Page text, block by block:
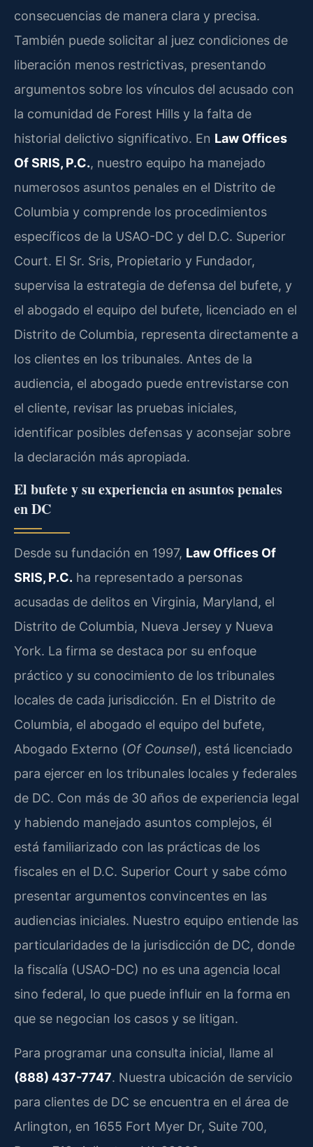
consecuencias de manera clara y precisa.
También puede solicitar al juez condiciones de
liberación menos restrictivas, presentando
argumentos sobre los vínculos del acusado con
la comunidad de Forest Hills y la falta de
historial delictivo significativo. En Law Offices
Of SRIS, P.C., nuestro equipo ha manejado
numerosos asuntos penales en el Distrito de
Columbia y comprende los procedimientos
específicos de la USAO-DC y del D.C. Superior
Court. El Sr. Sris, Propietario y Fundador,
supervisa la estrategia de defensa del bufete, y
el abogado el equipo del bufete, licenciado en el
Distrito de Columbia, representa directamente a
los clientes en los tribunales. Antes de la
audiencia, el abogado puede entrevistarse con
el cliente, revisar las pruebas iniciales,
identificar posibles defensas y aconsejar sobre
la declaración más apropiada.
El bufete y su experiencia en asuntos penales
en DC
Desde su fundación en 1997, Law Offices Of
SRIS, P.C. ha representado a personas
acusadas de delitos en Virginia, Maryland, el
Distrito de Columbia, Nueva Jersey y Nueva
York. La firma se destaca por su enfoque
práctico y su conocimiento de los tribunales
locales de cada jurisdicción. En el Distrito de
Columbia, el abogado el equipo del bufete,
Abogado Externo (Of Counsel), está licenciado
para ejercer en los tribunales locales y federales
de DC. Con más de 30 años de experiencia legal
y habiendo manejado asuntos complejos, él
está familiarizado con las prácticas de los
fiscales en el D.C. Superior Court y sabe cómo
presentar argumentos convincentes en las
audiencias iniciales. Nuestro equipo entiende las
particularidades de la jurisdicción de DC, donde
la fiscalía (USAO-DC) no es una agencia local
sino federal, lo que puede influir en la forma en
que se negocian los casos y se litigan.
Para programar una consulta inicial, llame al
(888) 437-7747. Nuestra ubicación de servicio
para clientes de DC se encuentra en el área de
Arlington, en 1655 Fort Myer Dr, Suite 700,